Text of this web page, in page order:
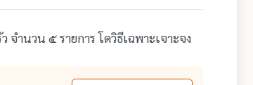
ำนวน ๕ รายการ โดวิธีเฉพาะเจาะจง